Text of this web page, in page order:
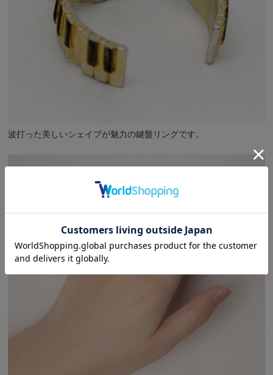
波打った美しいシェイプが魅力の鍵盤リングです。